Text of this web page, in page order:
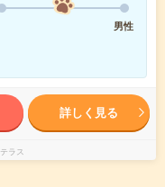
男性
詳しく見る
ラス